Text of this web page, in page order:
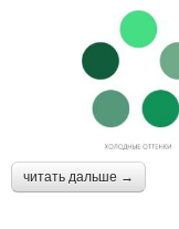
читать дальше →